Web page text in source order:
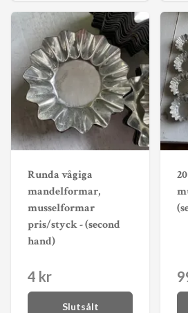
Runda vågiga
mandelformar,
musselformar
pris/styck - (second
hand)
4 kr
Slutsålt